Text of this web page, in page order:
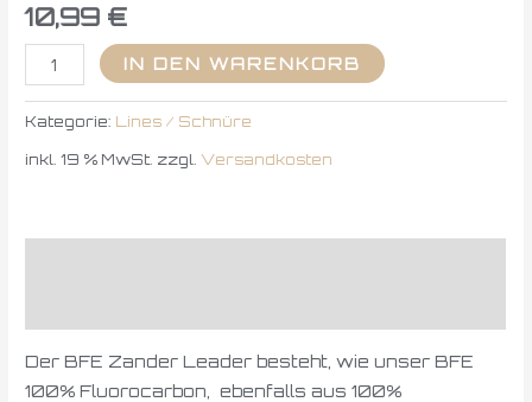
10,99 €
IN DEN WARENKORB
Kategorie: Lines / Schnüre
inkl. 19 % MwSt. zzgl.Versandkosten
Der BFE Zander Leader besteht, wie unser BFE
100% Fluorocarbon, ebenfalls aus 100%